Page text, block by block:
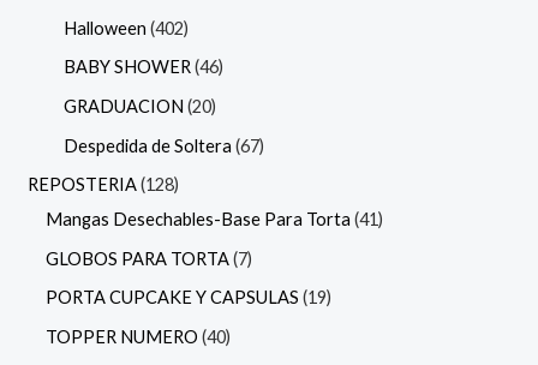
Halloween 402
BABY SHOWER 46
GRADUACION 20
Despedida de Soltera 67
REPOSTERIA 128
Mangas Desechables-Base Para Torta 41
GLOBOS PARA TORTA 7
PORTA CUPCAKE Y CAPSULAS 19
TOPPER NUMERO 40